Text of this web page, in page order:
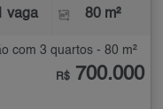
vaga 80 m²
com 3 quartos - 80 m²
R$ 700.000